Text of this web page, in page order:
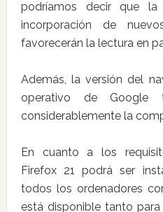
podríamos decir que
incorporación de
favorecerán la lectura en
Además, la versión del
operativo de Google
considerablemente la
En cuanto a los
Firefox 21 podrá ser
todos los ordenadores
está disponible tanto